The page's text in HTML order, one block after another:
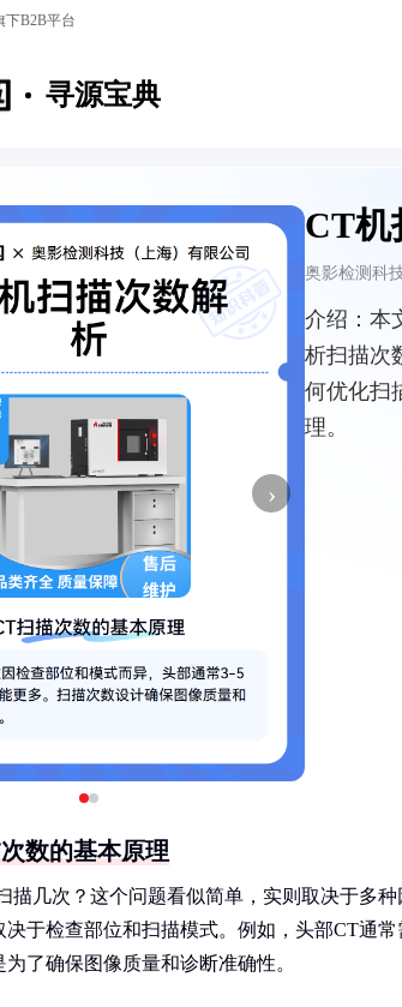
下B2B平台
寻源宝典
›
CT机
奥影检测科
介绍： 本
析扫描次
何优化扫
理。
数的基本原理
描几次？这个问题看似简单，实则取决于多
决于检查部位和扫描模式。例如，头部CT通
了确保图像质量和诊断准确性。